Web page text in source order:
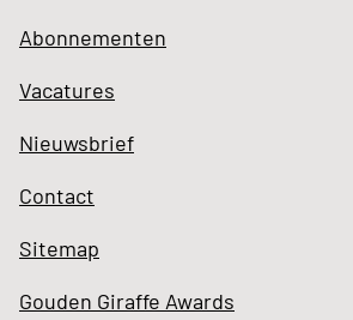
Abonnementen
Vacatures
Nieuwsbrief
Contact
Sitemap
Gouden Giraffe Awards